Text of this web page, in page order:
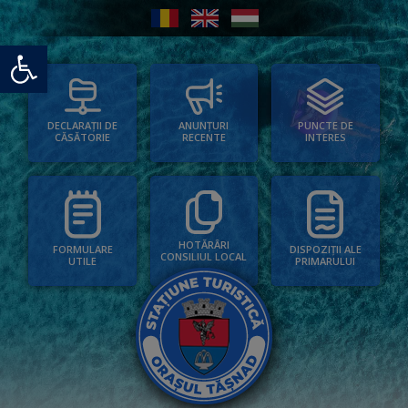
Deschide bara de unelte
DECLARAȚII DE
CĂSĂTORIE
ANUNȚURI
RECENTE
PUNCTE DE
INTERES
FORMULARE
UTILE
HOTĂRÂRI
CONSILIUL LOCAL
DISPOZIȚII ALE
PRIMARULUI